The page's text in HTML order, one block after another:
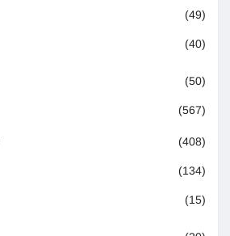
(49)
(40)
(50)
(567)
(408)
(134)
(15)